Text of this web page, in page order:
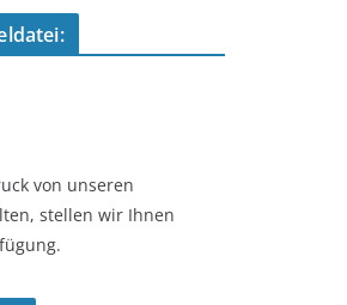
von unseren
stellen wir Ihnen